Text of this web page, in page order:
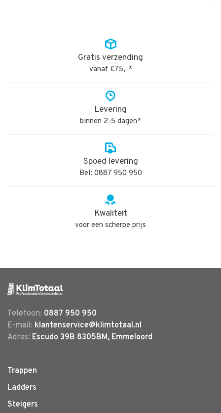
Gratis verzending
vanaf €75,-*
Levering
binnen 2-5 dagen*
Spoed levering
Bel: 0887 950 950
Kwaliteit
voor een scherpe prijs
Telefoon: 0887 950 950
E-mail: klantenservice@klimtotaal.nl
Adres: Escudo 39B 8305BM, Emmeloord
Trappen
Ladders
Steigers